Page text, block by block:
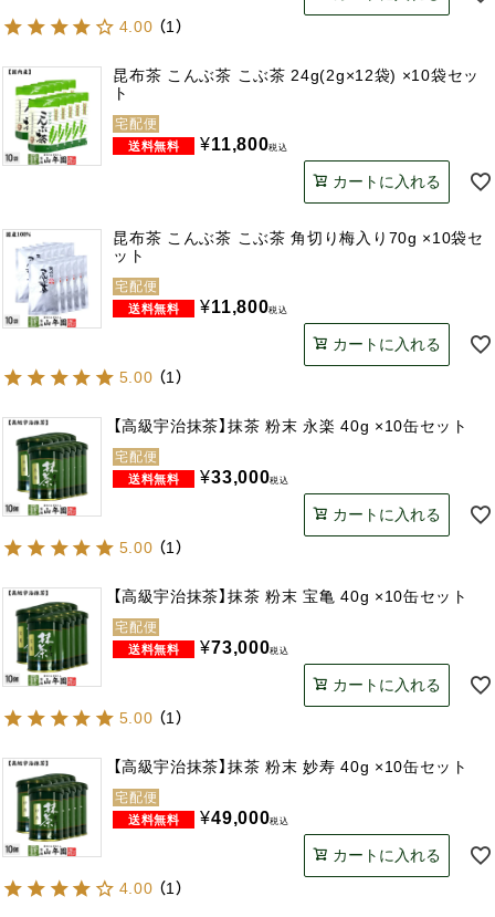
4.00 （1）
昆布茶 こんぶ茶 こぶ茶 24g(2g×12袋) ×10袋セッ
ト
宅配便
¥11,800税込
カートに入れる
昆布茶 こんぶ茶 こぶ茶 角切り梅入り70g ×10袋セ
ット
宅配便
¥11,800税込
カートに入れる
5.00 （1）
【高級宇治抹茶】抹茶 粉末 永楽 40g ×10缶セット
宅配便
¥33,000税込
カートに入れる
5.00 （1）
【高級宇治抹茶】抹茶 粉末 宝亀 40g ×10缶セット
宅配便
¥73,000税込
カートに入れる
5.00 （1）
【高級宇治抹茶】抹茶 粉末 妙寿 40g ×10缶セット
宅配便
¥49,000税込
カートに入れる
4.00 （1）